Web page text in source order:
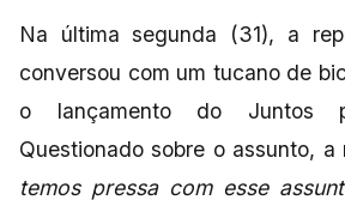
Na última segunda (31), a
conversou com um tucano de
o lançamento do Juntos
Questionado sobre o assunto, a
temos pressa com esse